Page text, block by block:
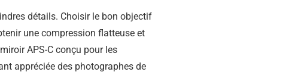
détails. Choisir le bon objectif
une compression flatteuse et
APS-C conçu pour les
appréciée des photographes de